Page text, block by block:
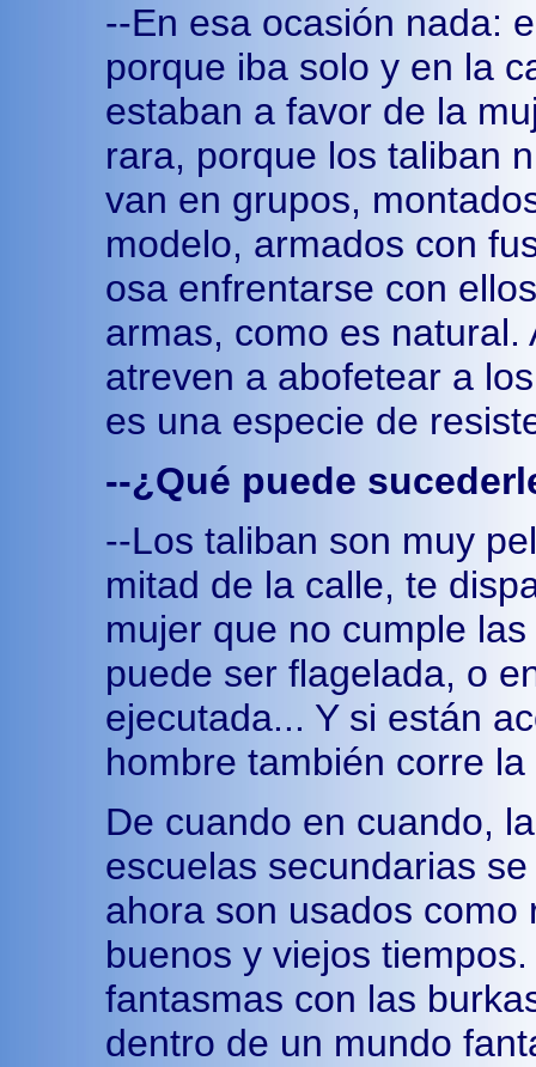
--En esa ocasión nada:
porque iba solo y en la
estaban a favor de la
rara, porque los taliban
van en grupos,
modelo, armados con
osa enfrentarse con
armas, como es
atreven a abofetear a
es una especie de
--¿Qué puede
--Los taliban son muy
mitad de la calle, te
mujer que no cumple
puede ser flagelada, o
ejecutada... Y si están
hombre también corre
De cuando en cuando,
escuelas secundarias
ahora son usados
buenos y viejos
fantasmas con las
dentro de un mundo